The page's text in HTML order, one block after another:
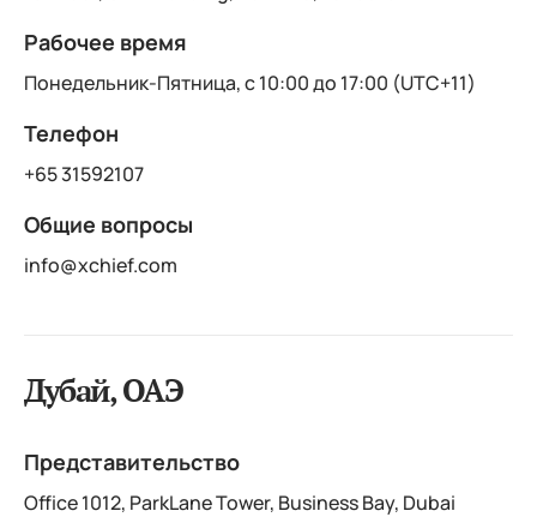
Рабочее время
Понедельник-Пятница, с 10:00 до 17:00 (UTC+11)
Телефон
+65 31592107
Общие вопросы
info@xchief.com
Дубай, ОАЭ
Представительство
Office 1012, ParkLane Tower, Business Bay, Dubai